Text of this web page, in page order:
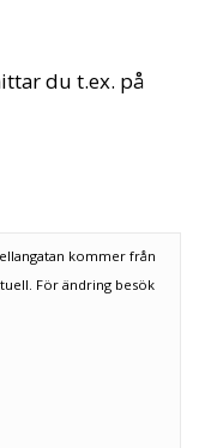
du t.ex. på
kommer från
För ändring besök